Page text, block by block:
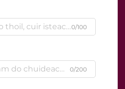
0/100
0/200